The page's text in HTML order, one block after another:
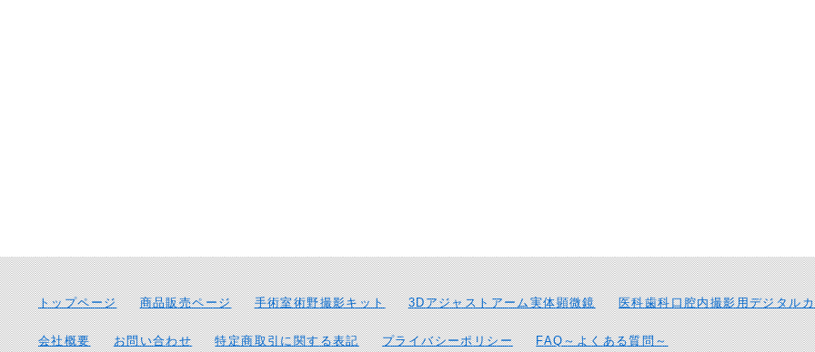
トップページ 商品販売ページ 手術室術野撮影キット 3Dアジャストアーム実体顕微鏡 医科歯科口腔内撮影用デジタル
会社概要 お問い合わせ 特定商取引に関する表記 プライバシーポリシー FAQ～よくある質問～